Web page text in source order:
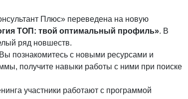
Плюс» переведена на новую
ТОП: твой оптимальный профиль». В
ряд новшеств.
познакомитесь с новыми ресурсами и
получите навыки работы с ними при поиске
участники работают с программой